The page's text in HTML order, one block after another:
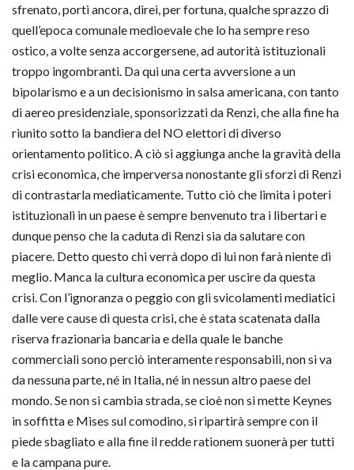
sfrenato, porti ancora, direi, per fortuna, qualche sprazzo di
quell’epoca comunale medioevale che lo ha sempre reso
ostico, a volte senza accorgersene, ad autorità istituzionali
troppo ingombranti. Da qui una certa avversione a un
bipolarismo e a un decisionismo in salsa americana, con tanto
di aereo presidenziale, sponsorizzati da Renzi, che alla fine ha
riunito sotto la bandiera del NO elettori di diverso
orientamento politico. A ciò si aggiunga anche la gravità della
crisi economica, che imperversa nonostante gli sforzi di Renzi
di contrastarla mediaticamente. Tutto ciò che limita i poteri
istituzionali in un paese è sempre benvenuto tra i libertari e
dunque penso che la caduta di Renzi sia da salutare con
piacere. Detto questo chi verrà dopo di lui non farà niente di
meglio. Manca la cultura economica per uscire da questa
crisi. Con l’ignoranza o peggio con gli svicolamenti mediatici
dalle vere cause di questa crisi, che è stata scatenata dalla
riserva frazionaria bancaria e della quale le banche
commerciali sono perciò interamente responsabili, non si va
da nessuna parte, né in Italia, né in nessun altro paese del
mondo. Se non si cambia strada, se cioè non si mette Keynes
in soffitta e Mises sul comodino, si ripartirà sempre con il
piede sbagliato e alla fine il redde rationem suonerà per tutti
e la campana pure.